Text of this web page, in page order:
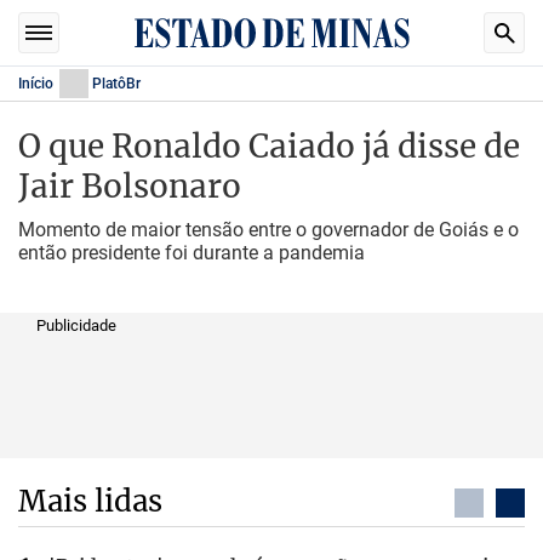
Início PlatôBr
O que Ronaldo Caiado já disse de
Jair Bolsonaro
Momento de maior tensão entre o governador de Goiás e o
então presidente foi durante a pandemia
Publicidade
Mais lidas